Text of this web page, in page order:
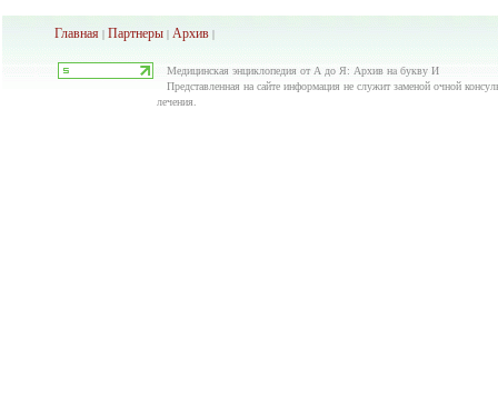
Главная | Партнеры | Архив |
Медицинская энциклопедия от А до Я: Архив нa букву И
Представленная на сайте информация не служит заменой очной
лечения.